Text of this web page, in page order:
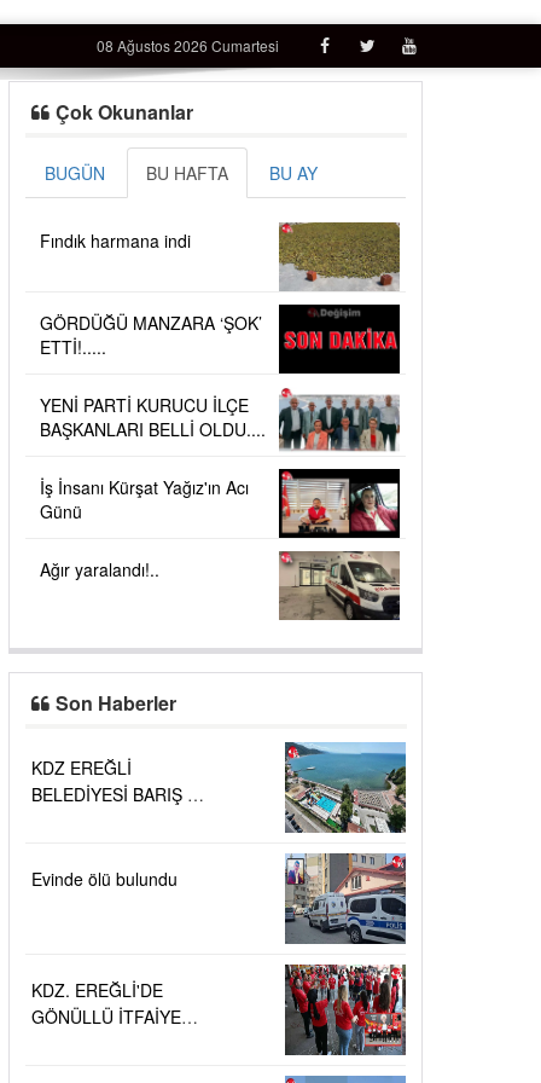
08 Ağustos 2026 Cumartesi
Çok Okunanlar
BUGÜN BU HAFTA BU AY
Fındık harmana indi
GÖRDÜĞÜ MANZARA ‘ŞOK’
ETTİ!.....
YENİ PARTİ KURUCU İLÇE
BAŞKANLARI BELLİ OLDU....
İş İnsanı Kürşat Yağız'ın Acı
Günü
Ağır yaralandı!..
Son Haberler
KDZ EREĞLİ
BELEDİYESİ BARIŞ VE
KALİTESİ
Evinde ölü bulundu
KDZ. EREĞLİ'DE
GÖNÜLLÜ İTFAİYECİ